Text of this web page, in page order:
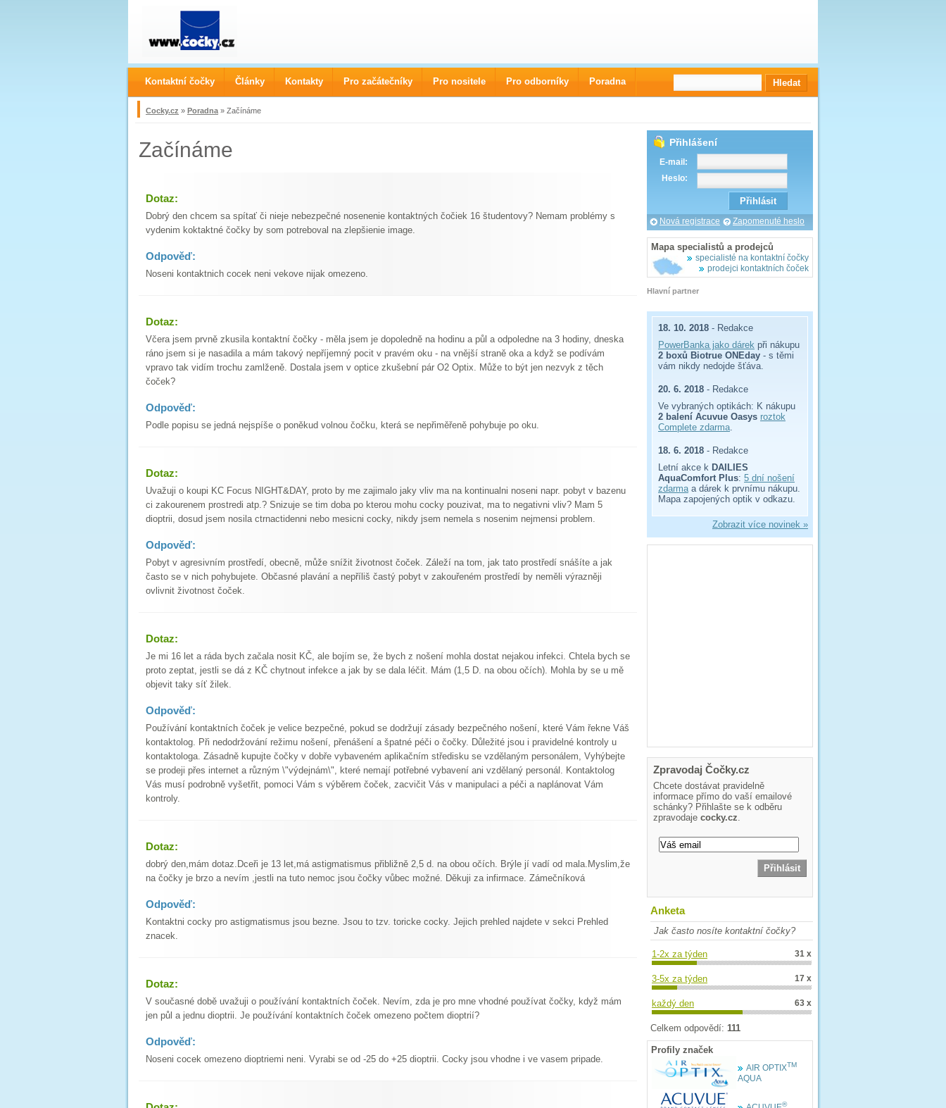
Cocky.cz » Poradna » Začínáme
Začínáme
Dotaz:
Dobrý den chcem sa spítať či nieje nebezpečné nosenenie kontaktných čočiek 16 študentovy? Nemam problémy s
vydenim koktaktné čočky by som potreboval na zlepšienie image.
Odpověď:
Noseni kontaktnich cocek neni vekove nijak omezeno.
Dotaz:
Včera jsem prvně zkusila kontaktní čočky - měla jsem je dopoledně na hodinu a půl a odpoledne na 3 hodiny, dneska
ráno jsem si je nasadila a mám takový nepříjemný pocit v pravém oku - na vnější straně oka a když se podívám
vpravo tak vidím trochu zamlženě. Dostala jsem v optice zkušební pár O2 Optix. Může to být jen nezvyk z těch
čoček?
Odpověď:
Podle popisu se jedná nejspíše o poněkud volnou čočku, která se nepřiměřeně pohybuje po oku.
Dotaz:
Uvažuji o koupi KC Focus NIGHT&DAY, proto by me zajimalo jaky vliv ma na kontinualni noseni napr. pobyt v bazenu
ci zakourenem prostredi atp.? Snizuje se tim doba po kterou mohu cocky pouzivat, ma to negativni vliv? Mam 5
dioptrii, dosud jsem nosila ctrnactidenni nebo mesicni cocky, nikdy jsem nemela s nosenim nejmensi problem.
Odpověď:
Pobyt v agresivním prostředí, obecně, může snížit životnost čoček. Záleží na tom, jak tato prostředí snášíte a jak
často se v nich pohybujete. Občasné plavání a nepříliš častý pobyt v zakouřeném prostředí by neměli výrazněji
ovlivnit životnost čoček.
Dotaz:
Je mi 16 let a ráda bych začala nosit KČ, ale bojím se, že bych z nošení mohla dostat nejakou infekci. Chtela bych se
proto zeptat, jestli se dá z KČ chytnout infekce a jak by se dala léčit. Mám (1,5 D. na obou očích). Mohla by se u mě
objevit taky síť žilek.
Odpověď:
Používání kontaktních čoček je velice bezpečné, pokud se dodržují zásady bezpečného nošení, které Vám řekne Váš
kontaktolog. Při nedodržování režimu nošení, přenášení a špatné péči o čočky. Důležité jsou i pravidelné kontroly u
kontaktologa. Zásadně kupujte čočky v dobře vybaveném aplikačním středisku se vzdělaným personálem, Vyhýbejte
se prodeji přes internet a různým \"výdejnám\", které nemají potřebné vybavení ani vzdělaný personál. Kontaktolog
Vás musí podrobně vyšetřit, pomoci Vám s výběrem čoček, zacvičit Vás v manipulaci a péči a naplánovat Vám
kontroly.
Dotaz:
dobrý den,mám dotaz.Dceři je 13 let,má astigmatismus přibližně 2,5 d. na obou očích. Brýle jí vadí od mala.Myslim,že
na čočky je brzo a nevím ,jestli na tuto nemoc jsou čočky vůbec možné. Děkuji za infirmace. Zámečníková
Odpověď:
Kontaktni cocky pro astigmatismus jsou bezne. Jsou to tzv. toricke cocky. Jejich prehled najdete v sekci Prehled
znacek.
Dotaz:
V současné době uvažuji o používání kontaktních čoček. Nevím, zda je pro mne vhodné používat čočky, když mám
jen půl a jednu dioptrii. Je používání kontaktních čoček omezeno počtem dioptrií?
Odpověď:
Noseni cocek omezeno dioptriemi neni. Vyrabi se od -25 do +25 dioptrii. Cocky jsou vhodne i ve vasem pripade.
Přihlášení
E-mail:
Heslo:
Nová registrace Zapomenuté heslo
Mapa specialistů a prodejců
specialisté na kontaktní čočky
prodejci kontaktních čoček
Hlavní partner
18. 10. 2018 - Redakce
PowerBanka jako dárek při nákupu
2 boxů Biotrue ONEday - s těmi
vám nikdy nedojde šťáva.
20. 6. 2018 - Redakce
Ve vybraných optikách: K nákupu
2 balení Acuvue Oasys roztok
Complete zdarma.
18. 6. 2018 - Redakce
Letní akce k DAILIES
AquaComfort Plus: 5 dní nošení
zdarmaa dárek k prvnímu nákupu.
Mapa zapojených optik v odkazu.
Zobrazit více novinek »
Zpravodaj Čočky.cz
Chcete dostávat pravidelně
informace přímo do vaší emailové
schánky? Přihlašte se k odběru
zpravodaje cocky.cz.
Anketa
Jak často nosíte kontaktní čočky?
1-2x za týden 31 x
3-5x za týden 17 x
každý den 63 x
Celkem odpovědí: 111
Profily značek
AIR OPTIXTM
AQUA
®
Kontaktní čočky Články Kontakty Pro začátečníky Pro nositele Pro odborníky Poradna